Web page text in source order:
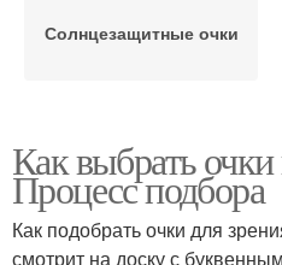
Солнцезащитные очки
Хорошие очки
Как выбрать
Процесс подбора
Как подобрать очки для
смотрит на доску с